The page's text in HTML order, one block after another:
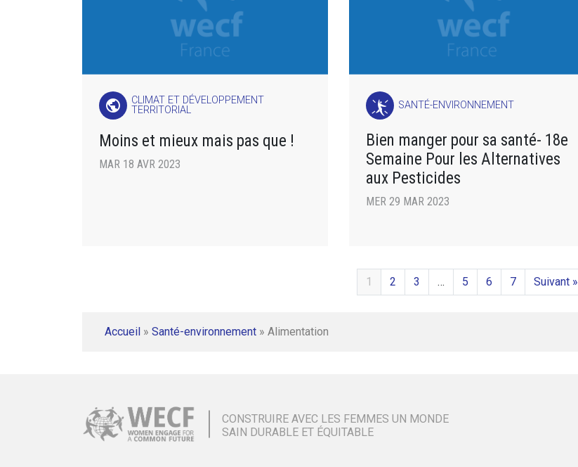
public
CLIMAT ET DÉVELOPPEMENT
TERRITORIAL
Moins et mieux mais pas que !
MAR 18 AVR 2023
SANTÉ-ENVIRONNEMENT
Bien manger pour sa santé- 18e
Semaine Pour les Alternatives
aux Pesticides
MER 29 MAR 2023
1 2 3 … 5 6 7 Suivant »
Accueil » Santé-environnement » Alimentation
CONSTRUIRE AVEC LES FEMMES UN MONDE
SAIN DURABLE ET ÉQUITABLE